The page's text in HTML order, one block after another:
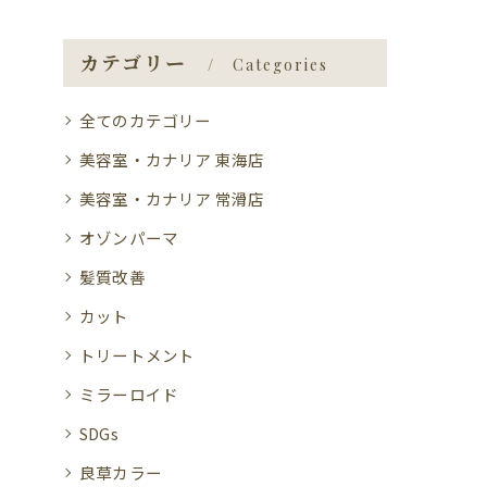
カテゴリー Categories
全てのカテゴリー
美容室・カナリア 東海店
美容室・カナリア 常滑店
オゾンパーマ
髪質改善
カット
トリートメント
ミラーロイド
SDGs
良草カラー